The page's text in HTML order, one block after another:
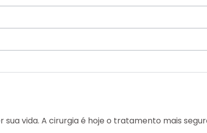
vida. A cirurgia é hoje o tratamento mais